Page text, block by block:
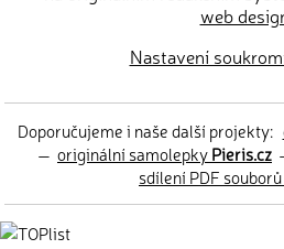
web
Nastavení
Doporučujeme i naše další projekty:
— originální samolepkyPieris.cz
sdílení PDF souborů